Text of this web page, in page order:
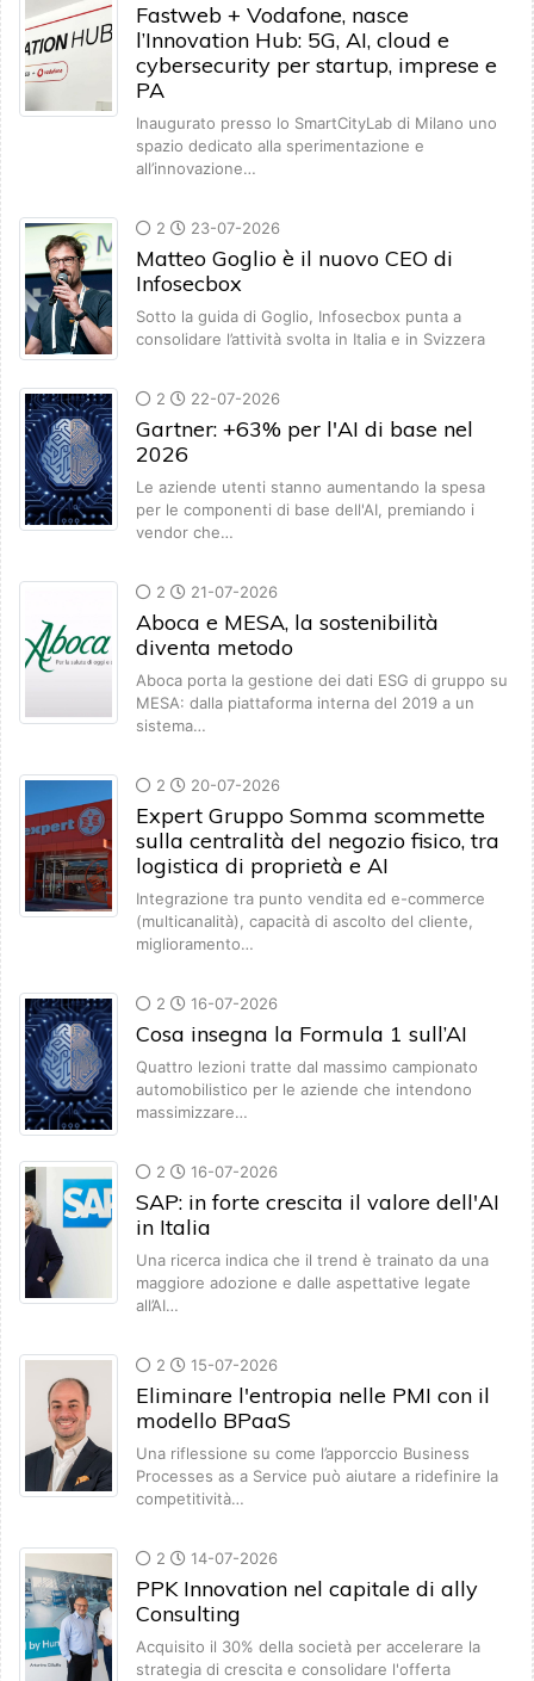
Fastweb + Vodafone, nasce
l’Innovation Hub: 5G, AI, cloud e
cybersecurity per startup, imprese e
PA
Inaugurato presso lo SmartCityLab di Milano uno
spazio dedicato alla sperimentazione e
all’innovazione…
2 23-07-2026
Matteo Goglio è il nuovo CEO di
Infosecbox
Sotto la guida di Goglio, Infosecbox punta a
consolidare l’attività svolta in Italia e in Svizzera
2 22-07-2026
Gartner: +63% per l'AI di base nel
2026
Le aziende utenti stanno aumentando la spesa
per le componenti di base dell'AI, premiando i
vendor che…
2 21-07-2026
Aboca e MESA, la sostenibilità
diventa metodo
Aboca porta la gestione dei dati ESG di gruppo su
MESA: dalla piattaforma interna del 2019 a un
sistema…
2 20-07-2026
Expert Gruppo Somma scommette
sulla centralità del negozio fisico, tra
logistica di proprietà e AI
Integrazione tra punto vendita ed e-commerce
(multicanalità), capacità di ascolto del cliente,
miglioramento…
2 16-07-2026
Cosa insegna la Formula 1 sull’AI
Quattro lezioni tratte dal massimo campionato
automobilistico per le aziende che intendono
massimizzare…
2 16-07-2026
SAP: in forte crescita il valore dell'AI
in Italia
Una ricerca indica che il trend è trainato da una
maggiore adozione e dalle aspettative legate
all’AI…
2 15-07-2026
Eliminare l'entropia nelle PMI con il
modello BPaaS
Una riflessione su come l’apporccio Business
Processes as a Service può aiutare a ridefinire la
competitività…
2 14-07-2026
PPK Innovation nel capitale di ally
Consulting
Acquisito il 30% della società per accelerare la
strategia di crescita e consolidare l'offerta